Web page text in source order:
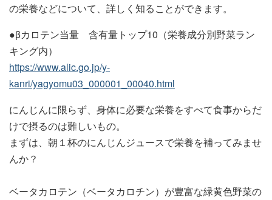
の栄養などについて、詳しく知ることができます。
●βカロテン当量 含有量トップ10（栄養成分別野菜ラン
キング内）
https://www.alic.go.jp/y-
kanri/yagyomu03_000001_00040.html
にんじんに限らず、身体に必要な栄養をすべて食事からだ
けで摂るのは難しいもの。
まずは、朝１杯のにんじんジュースで栄養を補ってみませ
んか？
ベータカロテン（ベータカロチン）が豊富な緑黄色野菜の